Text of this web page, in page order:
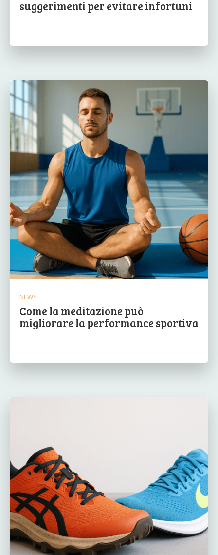
suggerimenti per evitare infortuni
NEWS
Come la meditazione può
migliorare la performance sportiva